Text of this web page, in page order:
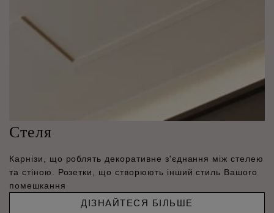
Стеля
Карнізи, що роблять декоративне з'єднання між стелею
та стіною. Розетки, що створюють інший стиль Вашого
помешкання
ДІЗНАЙТЕСЯ БІЛЬШЕ